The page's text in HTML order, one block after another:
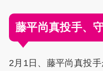
藤平尚真投手、
2月1日、藤平尚真投